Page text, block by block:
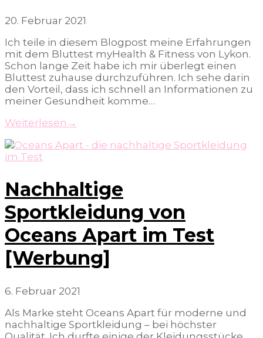
20. Februar 2021
Ich teile in diesem Blogpost meine Erfahrungen
mit dem Bluttest myHealth & Fitness von Lykon.
Schon lange Zeit habe ich mir überlegt einen
Bluttest zuhause durchzuführen. Ich sehe darin
den Vorteil, dass ich schnell an Informationen zu
meiner Gesundheit komme…
Weiterlesen →
Nachhaltige
Sportkleidung von
Oceans Apart im Test
[Werbung]
6. Februar 2021
Als Marke steht Oceans Apart für moderne und
nachhaltige Sportkleidung – bei höchster